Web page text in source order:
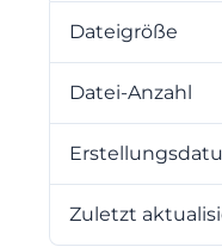
Dateigröße
Datei-Anzahl
Zuletzt